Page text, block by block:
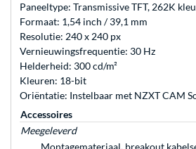
Paneeltype: Transmissive TFT, 262K
Formaat: 1,54 inch / 39,1 mm
Resolutie: 240 x 240 px
Vernieuwingsfrequentie: 30 Hz
Helderheid: 300 cd/m²
Kleuren: 18-bit
Oriëntatie: Instelbaar met NZXT CAM
Accessoires
Meegeleverd